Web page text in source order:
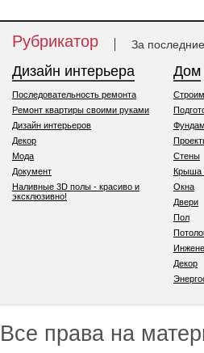
Рубрикатор За
Дизайн интерьера
Последовательность ремонта
Ремонт квартиры своими руками
Дизайн интерьеров
Декор
Мода
Документ
Наливные 3D полы - красиво и
эксклюзивно!
Дом
Стены
Крыша
Окна
Двери
Пол
Декор
Все права на